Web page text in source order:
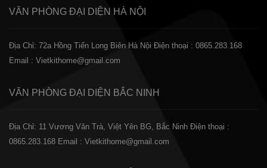
VĂN PHÒNG ĐẠI DIỆN HÀ NỘI
Địa Chỉ: 72a Hồng Tiến Long Biên Hà Nội Điện thoại : 0865.283.168
Email : Vietkithome@gmail.com
VĂN PHÒNG ĐẠI DIỆN BẮC NINH
Địa Chỉ: 11 Vương Văn Trà, Việt Yên BG, Bắc Ninh Điện thoại :
0865.283.168 Email : Vietkithome@gmail.com